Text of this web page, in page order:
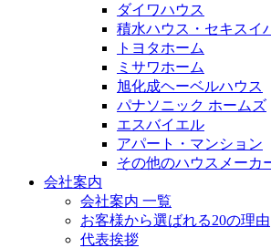
ダイワハウス
積水ハウス・セキスイ
トヨタホーム
ミサワホーム
旭化成ヘーベルハウス
パナソニック ホームズ
エスバイエル
アパート・マンション
その他のハウスメーカ
会社案内
会社案内 一覧
お客様から選ばれる20の理由
代表挨拶